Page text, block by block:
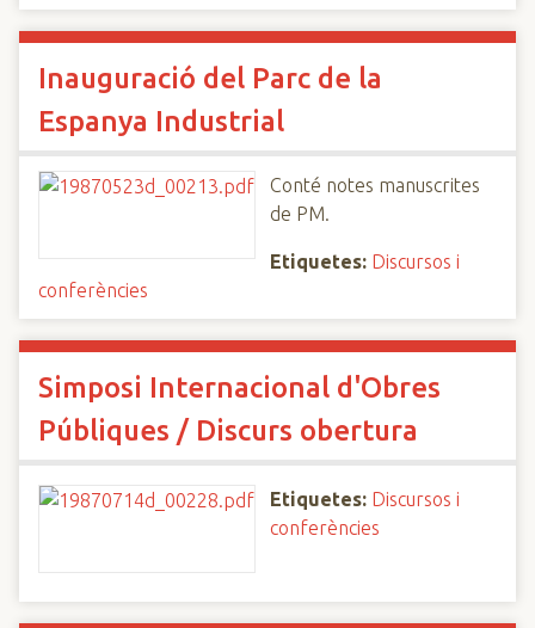
Inauguració del Parc de la
Espanya Industrial
Conté notes manuscrites
de PM.
Etiquetes: Discursos i
conferències
Simposi Internacional d'Obres
Públiques / Discurs obertura
Etiquetes: Discursos i
conferències